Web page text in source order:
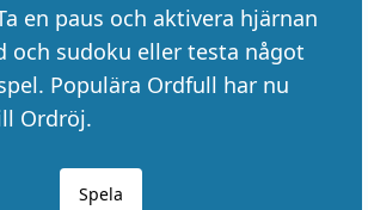
en paus och aktivera hjärnan
och sudoku eller testa något
Populära Ordfull har nu
Ordröj.
Spela